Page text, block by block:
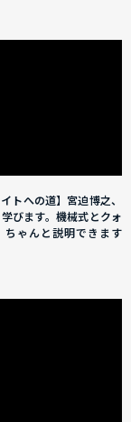
トへの道】宮迫博之、
びます。機械式とクォ
ちゃんと説明できます